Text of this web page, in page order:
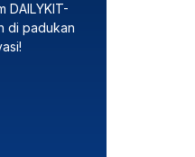
DAILYKIT-
di padukan